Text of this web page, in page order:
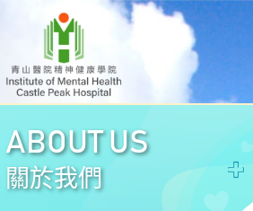
ABOUT US
關於我們